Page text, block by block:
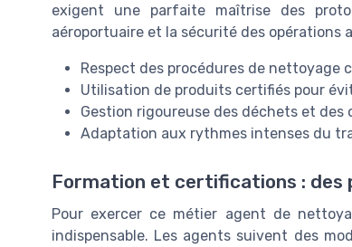
exigent une parfaite maîtrise des
aéroportuaire et la sécurité des opérations
Respect des procédures de nettoyage
Utilisation de produits certifiés pour
Gestion rigoureuse des déchets et
Adaptation aux rythmes intenses du
Formation et certifications : des
Pour exercer ce métier agent de
indispensable. Les agents suivent des